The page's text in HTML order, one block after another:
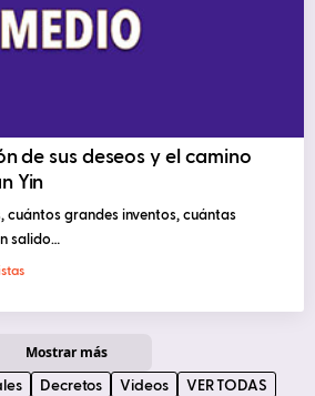
de sus deseos y el camino
Yin
cuántos grandes inventos, cuántas
salido…
Mostrar más
Decretos Videos VER TODAS